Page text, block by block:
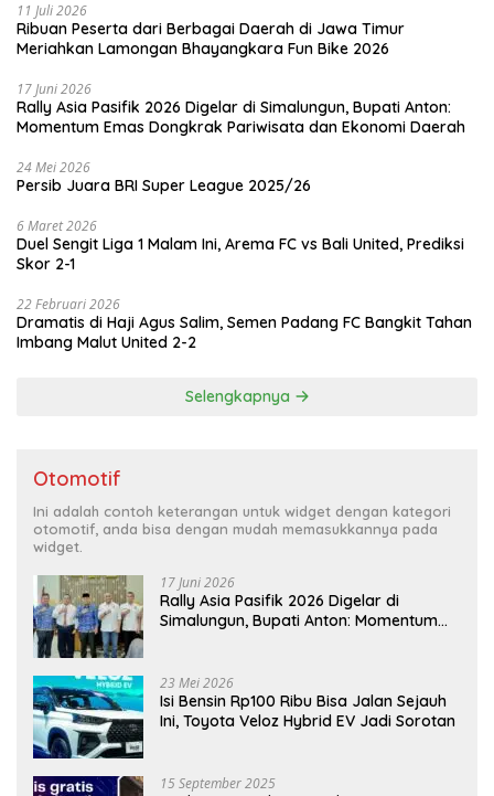
11 Juli 2026
Ribuan Peserta dari Berbagai Daerah di Jawa Timur
Meriahkan Lamongan Bhayangkara Fun Bike 2026
17 Juni 2026
Rally Asia Pasifik 2026 Digelar di Simalungun, Bupati Anton:
Momentum Emas Dongkrak Pariwisata dan Ekonomi Daerah
24 Mei 2026
Persib Juara BRI Super League 2025/26
6 Maret 2026
Duel Sengit Liga 1 Malam Ini, Arema FC vs Bali United, Prediksi
Skor 2-1
22 Februari 2026
Dramatis di Haji Agus Salim, Semen Padang FC Bangkit Tahan
Imbang Malut United 2-2
Selengkapnya
Otomotif
Ini adalah contoh keterangan untuk widget dengan kategori
otomotif, anda bisa dengan mudah memasukkannya pada
widget.
17 Juni 2026
Rally Asia Pasifik 2026 Digelar di
Simalungun, Bupati Anton: Momentum
23 Mei 2026
Isi Bensin Rp100 Ribu Bisa Jalan Sejauh
Ini, Toyota Veloz Hybrid EV Jadi Sorotan
15 September 2025